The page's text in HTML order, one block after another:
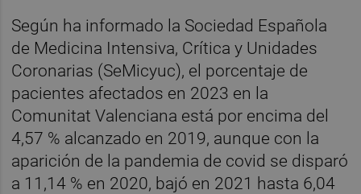
Según ha informado la Sociedad Española
de Medicina Intensiva, Crítica y Unidades
Coronarias (SeMicyuc), el porcentaje de
pacientes afectados en 2023 en la
Comunitat Valenciana está por encima del
4,57 % alcanzado en 2019, aunque con la
aparición de la pandemia de covid se disparó
a 11,14 % en 2020, bajó en 2021 hasta 6,04